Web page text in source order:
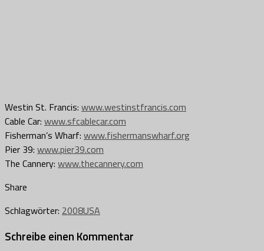
Westin St. Francis: www.westinstfrancis.com
Cable Car: www.sfcablecar.com
Fisherman’s Wharf: www.fishermanswharf.org
Pier 39: www.pier39.com
The Cannery: www.thecannery.com
Share
Schlagwörter: 2008USA
Schreibe einen Kommentar